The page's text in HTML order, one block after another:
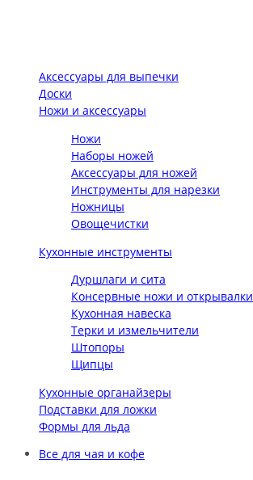
Аксессуары для выпечки
Доски
Ножи и аксессуары
Ножи
Наборы ножей
Аксессуары для ножей
Инструменты для нарезки
Ножницы
Овощечистки
Кухонные инструменты
Дуршлаги и сита
Консервные ножи и открывалки
Кухонная навеска
Терки и измельчители
Штопоры
Щипцы
Кухонные органайзеры
Подставки для ложки
Формы для льда
Все для чая и кофе